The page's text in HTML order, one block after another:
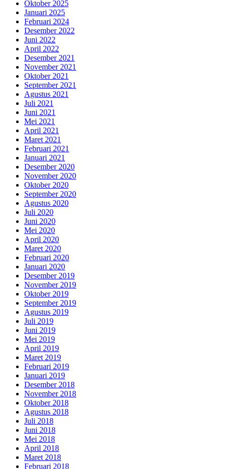
Oktober 2025
Januari 2025
Februari 2024
Desember 2022
Juni 2022
April 2022
Desember 2021
November 2021
Oktober 2021
September 2021
Agustus 2021
Juli 2021
Juni 2021
Mei 2021
April 2021
Maret 2021
Februari 2021
Januari 2021
Desember 2020
November 2020
Oktober 2020
September 2020
Agustus 2020
Juli 2020
Juni 2020
Mei 2020
April 2020
Maret 2020
Februari 2020
Januari 2020
Desember 2019
November 2019
Oktober 2019
September 2019
Agustus 2019
Juli 2019
Juni 2019
Mei 2019
April 2019
Maret 2019
Februari 2019
Januari 2019
Desember 2018
November 2018
Oktober 2018
Agustus 2018
Juli 2018
Juni 2018
Mei 2018
April 2018
Maret 2018
Februari 2018